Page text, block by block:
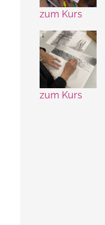
zum Kurs
zum Kurs